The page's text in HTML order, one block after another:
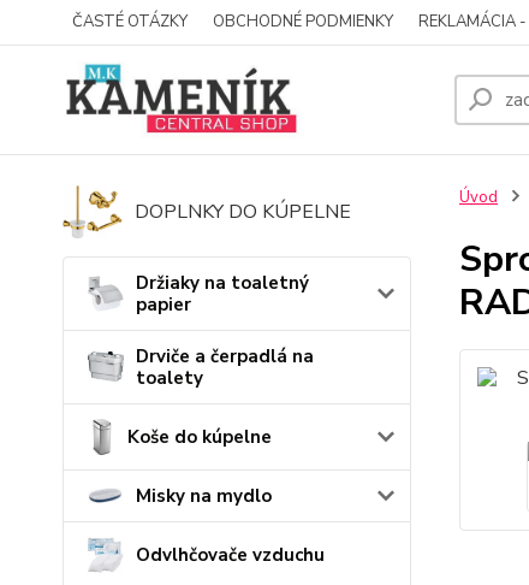
ČASTÉ OTÁZKY OBCHODNÉ PODMIENKY REKLAMÁCIA
DOPLNKY DO KÚPELNE
Držiaky na toaletný
papier
Drviče a čerpadlá na
toalety
Koše do kúpelne
Misky na mydlo
Odvlhčovače vzduchu
Úvod